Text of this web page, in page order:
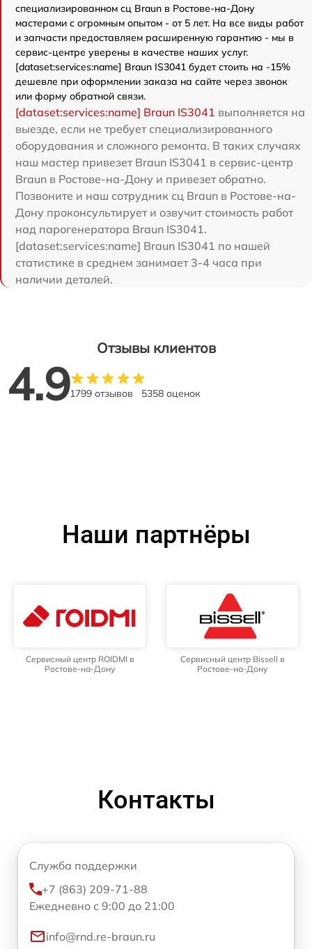
специализированном сц Braun в Ростове-на-Дону
мастерами с огромным опытом - от 5 лет. На все виды работ
и запчасти предоставляем расширенную гарантию - мы в
сервис-центре уверены в качестве наших услуг.
[dataset:services:name] Braun IS3041 будет стоить на -15%
дешевле при оформлении заказа на сайте через звонок
или форму обратной связи.
[dataset:services:name] Braun IS3041 выполняется на
выезде, если не требует специализированного
оборудования и сложного ремонта. В таких случаях
наш мастер привезет Braun IS3041 в сервис-центр
Braun в Ростове-на-Дону и привезет обратно.
Позвоните и наш сотрудник сц Braun в Ростове-на-
Дону проконсультирует и озвучит стоимость работ
над парогенератора Braun IS3041.
[dataset:services:name] Braun IS3041 по нашей
статистике в среднем занимает 3-4 часа при
наличии деталей.
Отзывы клиентов
4.91799 отзывов 5358 оценок
Наши партнёры
Сервисный центр ROIDMI в
Ростове-на-Дону
Сервисный центр Bissell в
Ростове-на-Дону
Контакты
Служба поддержки
+7 (863) 209-71-88
Ежедневно с 9:00 до 21:00
info@rnd.re-braun.ru